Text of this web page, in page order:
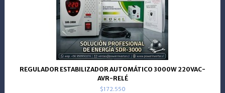
REGULADOR ESTABILIZADOR AUTOMÁTICO 3000W 220VAC-
AVR-RELÉ
$172.550